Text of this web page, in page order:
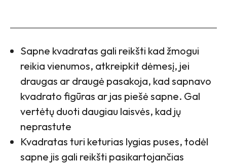
Sapne kvadratas gali reikšti kad žmogui
reikia vienumos, atkreipkit dėmesį, jei
draugas ar draugė pasakoja, kad sapnavo
kvadrato figūras ar jas piešė sapne. Gal
vertėtų duoti daugiau laisvės, kad jų
neprastute
Kvadratas turi keturias lygias puses, todėl
sapne jis gali reikšti pasikartojančias